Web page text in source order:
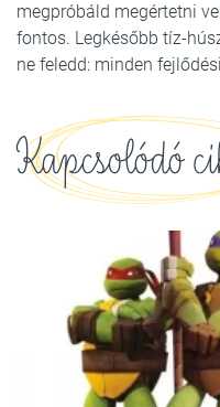
megpróbáld megértetni
fontos. Legkésőbb tíz-
ne feledd: minden
Kapcsolódó